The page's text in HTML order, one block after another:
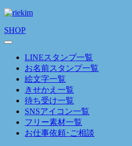
SHOP
LINEスタンプ一覧
お名前スタンプ一覧
絵文字一覧
きせかえ一覧
待ち受け一覧
SNSアイコン一覧
フリー素材一覧
お仕事依頼･ご相談